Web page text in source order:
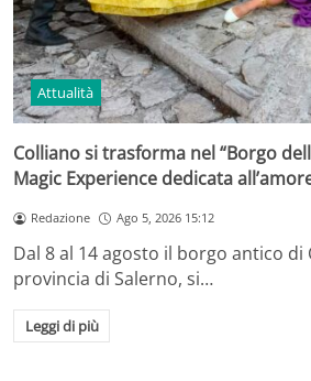
Attualità
Colliano si trasforma nel “Borgo
Magic Experience dedicata
Redazione Ago 5, 2026 15:12
Dal 8 al 14 agosto il borgo antico di
provincia di Salerno, si…
Leggi di più